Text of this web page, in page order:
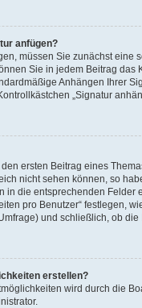
anfügen?
müssen Sie zunächst
Sie in jedem Beitrag
Anhängen Ihrer
„Signatur
ersten Beitrag eines
nicht sehen können, so
in die entsprechenden
pro Benutzer“ festlegen,
und schließlich, ob
erstellen?
wird durch die